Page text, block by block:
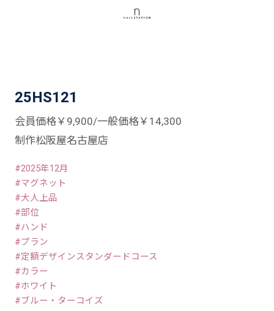
25HS121
会員価格￥9,900/一般価格￥14,300
制作松阪屋名古屋店
2025年12月
マグネット
大人上品
部位
ハンド
プラン
定額デザインスタンダードコース
カラー
ホワイト
ブルー・ターコイズ